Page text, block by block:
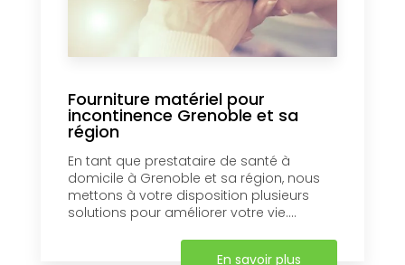
Fourniture matériel pour
incontinence Grenoble et sa
région
En tant que prestataire de santé à
domicile à Grenoble et sa région, nous
mettons à votre disposition plusieurs
solutions pour améliorer votre vie....
En savoir plus